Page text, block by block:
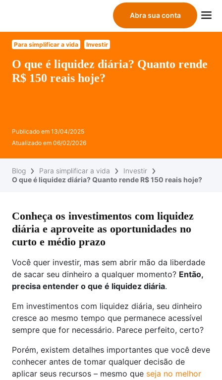
Abra sua conta
Para simplificar a vida Investir
O que é liquidez diária? Quanto rende
R$ 150 reais hoje?
Publicado em 13/04/2025
Atualizado em 06/02/2026
Blog Para simplificar a vida
Investir
O que é liquidez diária? Quanto rende R$ 150 reais hoje?
Conheça os investimentos com liquidez
diária e aproveite as oportunidades no
curto e médio prazo
Você quer investir, mas sem abrir mão da liberdade
de sacar seu dinheiro a qualquer momento? Então,
precisa entender o que é liquidez diária.
Em investimentos com liquidez diária, seu dinheiro
cresce ao mesmo tempo que permanece acessível
sempre que for necessário. Parece perfeito, certo?
Porém, existem detalhes importantes que você deve
conhecer antes de tomar qualquer decisão de
aplicar seus recursos – mesmo que seja no melhor